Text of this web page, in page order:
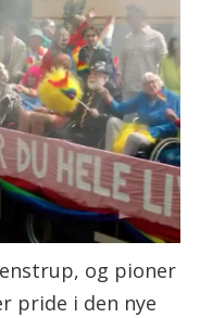
og pioner
pride i den nye